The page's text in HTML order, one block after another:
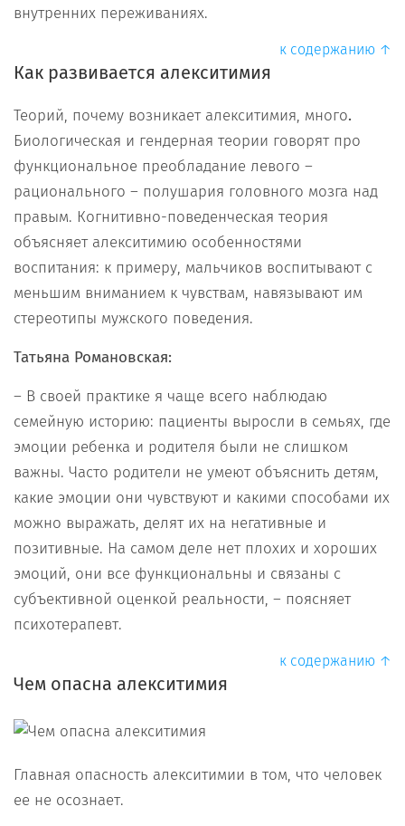
внутренних переживаниях.
к содержанию ↑
Как развивается алекситимия
Теорий, почему возникает алекситимия, много.
Биологическая и гендерная теории говорят про
функциональное преобладание левого –
рационального – полушария головного мозга над
правым. Когнитивно-поведенческая теория
объясняет алекситимию особенностями
воспитания: к примеру, мальчиков воспитывают с
меньшим вниманием к чувствам, навязывают им
стереотипы мужского поведения.
Татьяна Романовская:
– В своей практике я чаще всего наблюдаю
семейную историю: пациенты выросли в семьях, где
эмоции ребенка и родителя были не слишком
важны. Часто родители не умеют объяснить детям,
какие эмоции они чувствуют и какими способами их
можно выражать, делят их на негативные и
позитивные. На самом деле нет плохих и хороших
эмоций, они все функциональны и связаны с
субъективной оценкой реальности, – поясняет
психотерапевт.
к содержанию ↑
Чем опасна алекситимия
Главная опасность алекситимии в том, что человек
ее не осознает.